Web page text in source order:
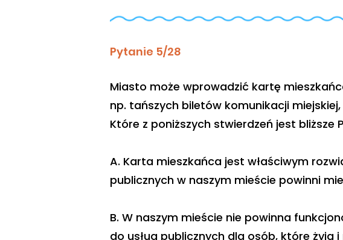
Pytanie 5/28
Miasto może wprowadzić kartę
np. tańszych biletów komunikacji
Które z poniższych stwierdzeń jest bliższe
A. Karta mieszkańca jest właściwym
publicznych w naszym mieście powinni
B. W naszym mieście nie powinna
do usług publicznych dla osób, które